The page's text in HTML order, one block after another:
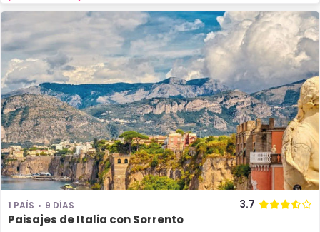
1 PAÍS 9 DÍAS 3.7
Paisajes de Italia con Sorrento